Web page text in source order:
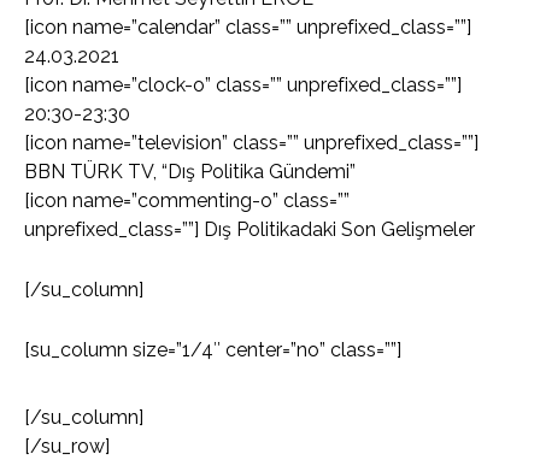
[icon name=”calendar” class=”” unprefixed_class=””]
24.03.2021
[icon name=”clock-o” class=”” unprefixed_class=””]
20:30-23:30
[icon name=”television” class=”” unprefixed_class=””]
BBN TÜRK TV, “Dış Politika Gündemi”
[icon name=”commenting-o” class=””
unprefixed_class=””] Dış Politikadaki Son Gelişmeler
[/su_column]
[su_column size=”1/4″ center=”no” class=””]
[/su_column]
[/su_row]